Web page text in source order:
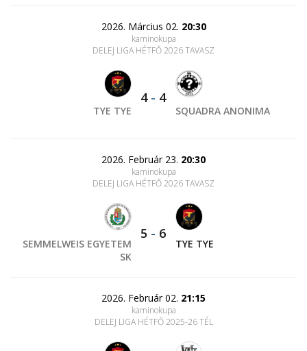
2026. Március 02. 20:30
kaminokupa
DELEJ LIGA HÉTFŐ 2026 TAVASZ
TYE TYE
4- 4
SQUADRA ANONIMA
2026. Február 23. 20:30
kaminokupa
DELEJ LIGA HÉTFŐ 2026 TAVASZ
SEMMELWEIS EGYETEM
SK
5 - 6
TYE TYE
2026. Február 02. 21:15
kaminokupa
DELEJ LIGA HÉTFŐ 2025-26 TÉL